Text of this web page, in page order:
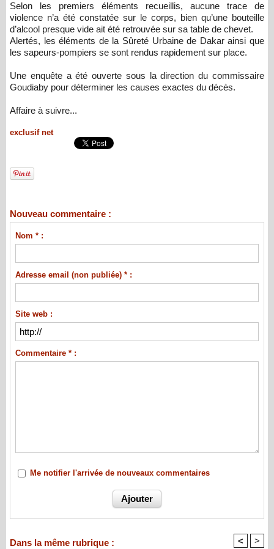
Selon les premiers éléments recueillis, aucune trace de
violence n’a été constatée sur le corps, bien qu’une bouteille
d’alcool presque vide ait été retrouvée sur sa table de chevet.
Alertés, les éléments de la Sûreté Urbaine de Dakar ainsi que
les sapeurs-pompiers se sont rendus rapidement sur place.
Une enquête a été ouverte sous la direction du commissaire
Goudiaby pour déterminer les causes exactes du décès.
Affaire à suivre...
exclusif net
Nouveau commentaire :
Nom * :
Adresse email (non publiée) * :
Site web :
Commentaire * :
Me notifier l'arrivée de nouveaux commentaires
Dans la même rubrique : < >